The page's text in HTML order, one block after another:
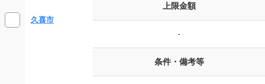
久喜市
上限金額
-
条件・備考等